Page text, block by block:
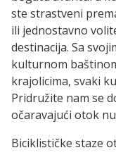
ste strastveni
ili jednostavno
destinacija. Sa
kulturnom
krajolicima, svaki
Pridružite nam se
očaravajući otok
Biciklističke staze